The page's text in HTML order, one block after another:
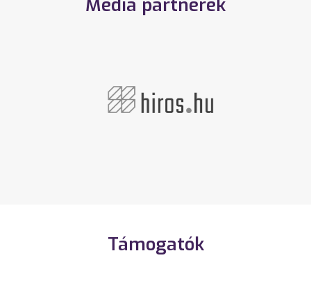
Média partnerek
Támogatók